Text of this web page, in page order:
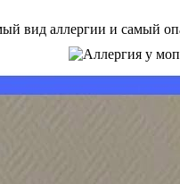
вид аллергии и самый